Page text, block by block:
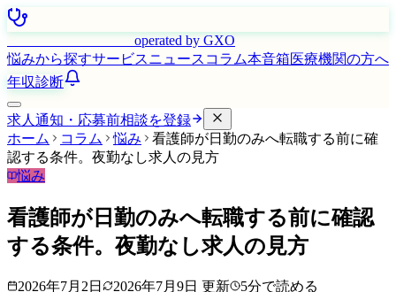
operated by GXO
悩みから探すサービスニュース コラム本音箱医療機関の方へ
年収診断
求人通知・応募前相談を登録
ホーム
コラム 悩み
看護師が日勤のみへ転職する前に確
認する条件。夜勤なし求人の見方
悩み
看護師が日勤のみへ転職する前に確認
する条件。夜勤なし求人の見方
2026年7月2日 2026年7月9日 更新 5分で読める